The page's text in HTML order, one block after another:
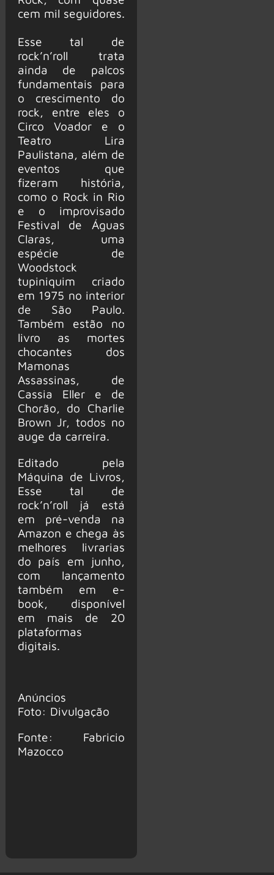
cem mil seguidores.
Esse tal de
rock’n’roll trata
ainda de palcos
fundamentais para
o crescimento do
rock, entre eles o
Circo Voador e o
Teatro Lira
Paulistana, além de
eventos que
fizeram história,
como o Rock in Rio
e o improvisado
Festival de Águas
Claras, uma
espécie de
Woodstock
tupiniquim criado
em 1975 no interior
de São Paulo.
Também estão no
livro as mortes
chocantes dos
Mamonas
Assassinas, de
Cassia Eller e de
Chorão, do Charlie
Brown Jr, todos no
auge da carreira.
Editado pela
Máquina de Livros,
Esse tal de
rock’n’roll já está
em pré-venda na
Amazon e chega às
melhores livrarias
do país em junho,
com lançamento
também em e-
book, disponível
em mais de 20
plataformas
digitais.
Anúncios
Foto: Divulgação
Fonte: Fabricio
Mazocco